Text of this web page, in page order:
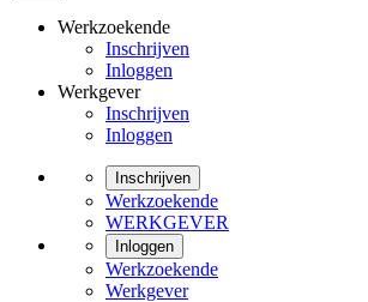
Werkzoekende
Inschrijven
Inloggen
Werkgever
Inschrijven
Inloggen
Inschrijven
Werkzoekende
WERKGEVER
Inloggen
Werkzoekende
Werkgever